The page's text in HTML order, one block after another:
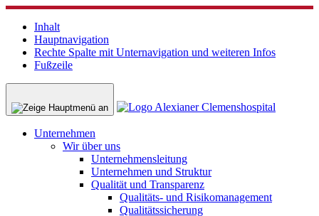
Inhalt
Hauptnavigation
Rechte Spalte mit Unternavigation und weiteren Infos
Fußzeile
Unternehmen
Wir über uns
Unternehmensleitung
Unternehmen und Struktur
Qualität und Transparenz
Qualitäts- und Risikomanagement
Qualitätssicherung